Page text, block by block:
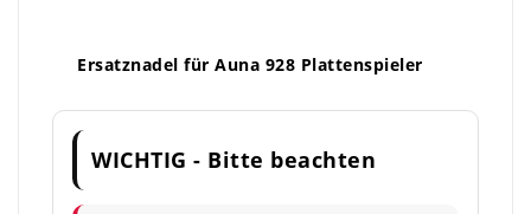
Ersatznadel für Auna 928 Plattenspieler
WICHTIG - Bitte beachten